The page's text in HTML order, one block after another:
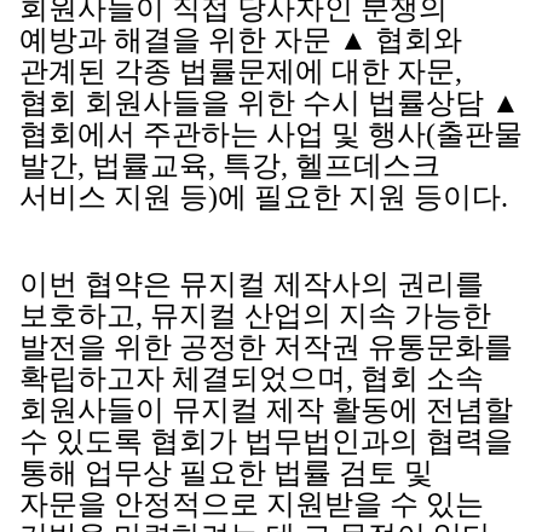
회원사들이 직접 당사자인 분쟁의
예방과 해결을 위한 자문 ▲ 협회와
관계된 각종 법률문제에 대한 자문,
협회 회원사들을 위한 수시 법률상담 ▲
협회에서 주관하는 사업 및 행사(출판물
발간, 법률교육, 특강, 헬프데스크
서비스 지원 등)에 필요한 지원 등이다.
이번 협약은 뮤지컬 제작사의 권리를
보호하고, 뮤지컬 산업의 지속 가능한
발전을 위한 공정한 저작권 유통문화를
확립하고자 체결되었으며, 협회 소속
회원사들이 뮤지컬 제작 활동에 전념할
수 있도록 협회가 법무법인과의 협력을
통해 업무상 필요한 법률 검토 및
자문을 안정적으로 지원받을 수 있는